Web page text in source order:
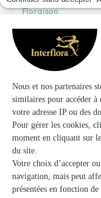
Floraison
Cormontreuil
★4.1 (133)
2, rue du Docteur Roux